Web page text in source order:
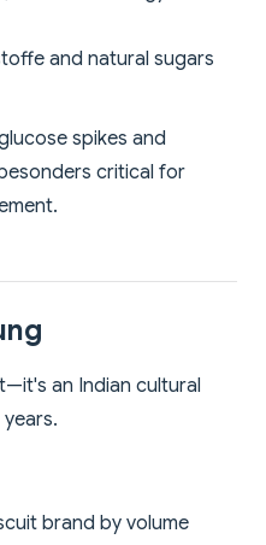
and natural sugars
spikes and
critical for
an Indian cultural
brand by volume